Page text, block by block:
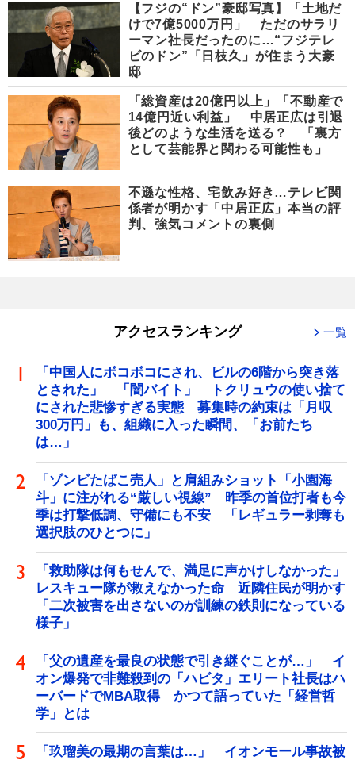
【フジの“ドン”豪邸写真】「土地だ
けで7億5000万円」 ただのサラリ
ーマン社長だったのに…“フジテレ
ビのドン”「日枝久」が住まう大豪
邸
「総資産は20億円以上」「不動産で
14億円近い利益」 中居正広は引退
後どのような生活を送る？ 「裏方
として芸能界と関わる可能性も」
不遜な性格、宅飲み好き…テレビ関
係者が明かす「中居正広」本当の評
判、強気コメントの裏側
アクセスランキング 一覧
「中国人にボコボコにされ、ビルの6階から突き落
とされた」 「闇バイト」 トクリュウの使い捨て
にされた悲惨すぎる実態 募集時の約束は「月収
300万円」も、組織に入った瞬間、「お前たち
は…」
「ゾンビたばこ売人」と肩組みショット「小園海
斗」に注がれる“厳しい視線” 昨季の首位打者も今
季は打撃低調、守備にも不安 「レギュラー剥奪も
選択肢のひとつに」
「救助隊は何もせんで、満足に声かけしなかった」
レスキュー隊が救えなかった命 近隣住民が明かす
「二次被害を出さないのが訓練の鉄則になっている
様子」
「父の遺産を最良の状態で引き継ぐことが…」 イ
オン爆発で非難殺到の「ハビタ」エリート社長はハ
ーバードでMBA取得 かつて語っていた「経営哲
学」とは
「玖瑠美の最期の言葉は…」 イオンモール事故被